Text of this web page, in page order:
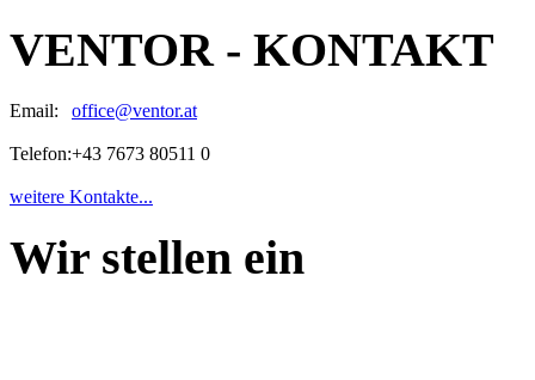
VENTOR - KONTAKT
Email: office@ventor.at
Telefon:+43 7673 80511 0
weitere Kontakte...
Wir stellen ein